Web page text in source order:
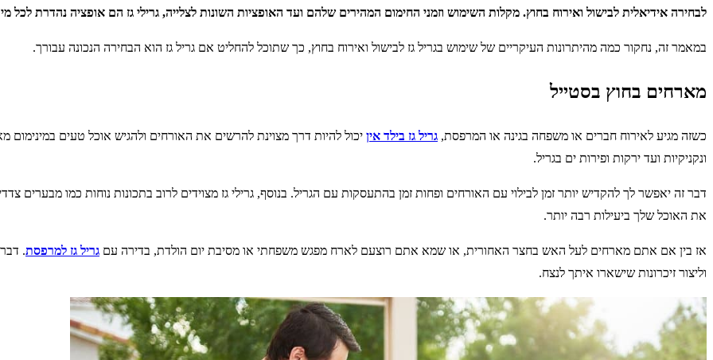
לבחירה אידיאלית לבישול ואירוח בחוץ. מקלות השימוש וזמני החימום המהירים שלהם ועד האופציות השונות לצלייה, גרילי גז הם אופציה נהדרת לכל
במאמר זה, נחקור כמה מהיתרונות העיקריים של שימוש בגריל גז לבישול ואירוח בחוץ, כך שתוכל להחליט אם גריל גז הוא הבחירה הנכונה עבורך.
מארחים בחוץ בסטייל
כשזה מגיע לאירוח חברים או משפחה בגינה או המרפסת, גריל גז בילד אין יכול להיות דרך מצוינת להרשים את האורחים ולהגיש אוכל טעים במינימום
ונקניקיות ועד ירקות ופירות ים בגריל.
דבר זה יאפשר לך להקדיש יותר זמן לבילוי עם האורחים ופחות זמן בהתעסקות עם הגריל. בנוסף, גרילי גז מצוידים לרוב בתכונות נוחות כמו מבערים
את האוכל שלך ביעילות רבה יותר.
אז בין אם אתם מארחים לעל האש בחצר האחורית, או שמא אתם רוצעם לארח מפגש משפחתי או מסיבת יום הולדת, בדירה עם גריל גז למרפסת.
וליצור זיכרונות שישארו איתך לנצח.